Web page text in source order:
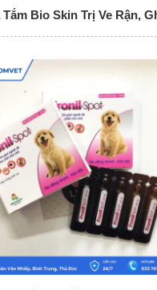
Bio Skin Trị Ve Rận,